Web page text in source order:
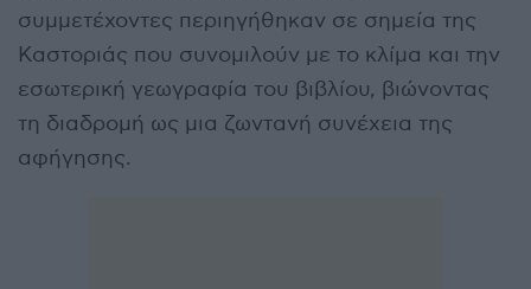
συμμετέχοντες περιηγήθηκαν σε σημεία της
Καστοριάς που συνομιλούν με το κλίμα και την
εσωτερική γεωγραφία του βιβλίου, βιώνοντας
τη διαδρομή ως μια ζωντανή συνέχεια της
αφήγησης.